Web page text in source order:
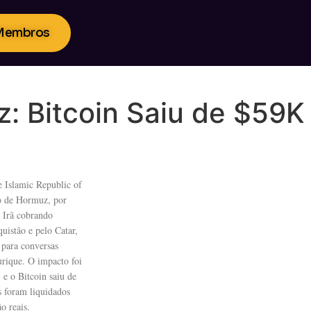
Bitcoin Saiu de $59K
Islamic Republic of
de Hormuz, por
Irã cobrando
e pelo Catar,
conversas
O impacto foi
o Bitcoin saiu de
foram liquidados
reais.